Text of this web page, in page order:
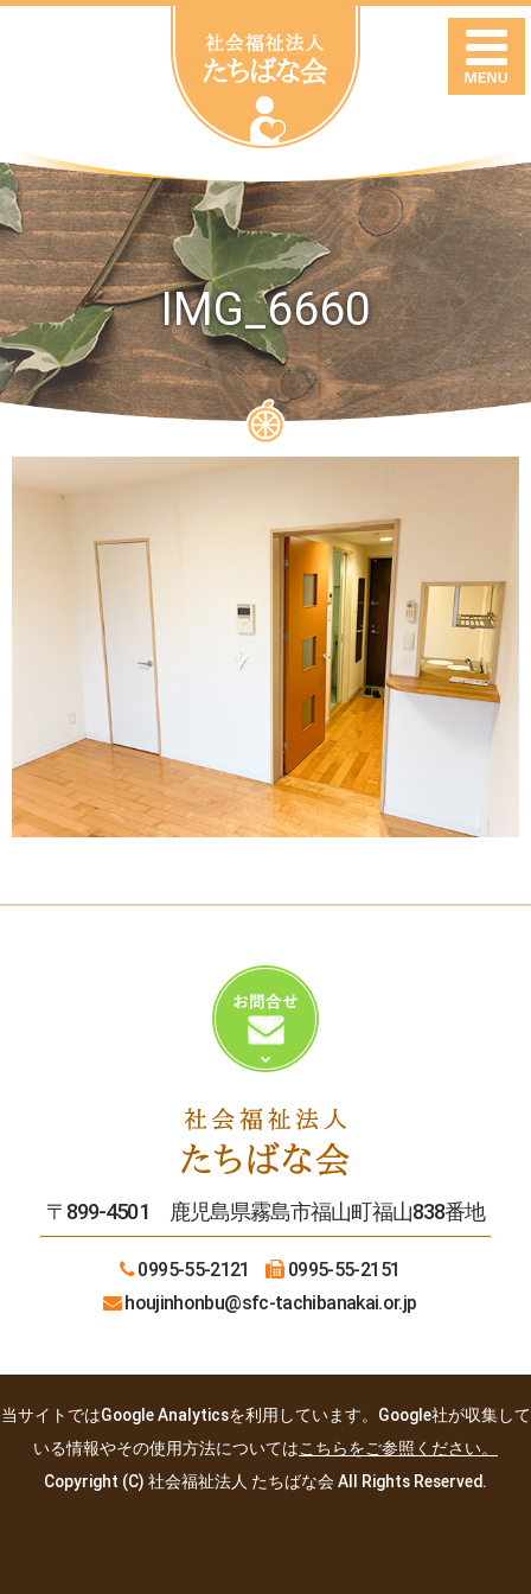
IMG_6660
〒899-4501 鹿児島県霧島市福山町福山838番地
0995-55-2121
0995-55-2151
houjinhonbu@sfc-tachibanakai.or.jp
当サイトではGoogle Analyticsを利用しています。Google社が収集して
いる情報やその使用方法についてはこちらをご参照ください。
Copyright (C) 社会福祉法人 たちばな会 All Rights Reserved.